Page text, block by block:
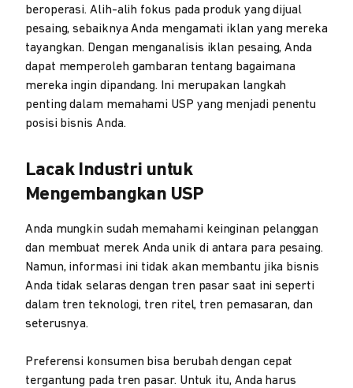
beroperasi. Alih-alih fokus pada produk yang dijual
pesaing, sebaiknya Anda mengamati iklan yang mereka
tayangkan. Dengan menganalisis iklan pesaing, Anda
dapat memperoleh gambaran tentang bagaimana
mereka ingin dipandang. Ini merupakan langkah
penting dalam memahami USP yang menjadi penentu
posisi bisnis Anda.
Lacak Industri untuk
Mengembangkan USP
Anda mungkin sudah memahami keinginan pelanggan
dan membuat merek Anda unik di antara para pesaing.
Namun, informasi ini tidak akan membantu jika bisnis
Anda tidak selaras dengan tren pasar saat ini seperti
dalam tren teknologi, tren ritel, tren pemasaran, dan
seterusnya.
Preferensi konsumen bisa berubah dengan cepat
tergantung pada tren pasar. Untuk itu, Anda harus